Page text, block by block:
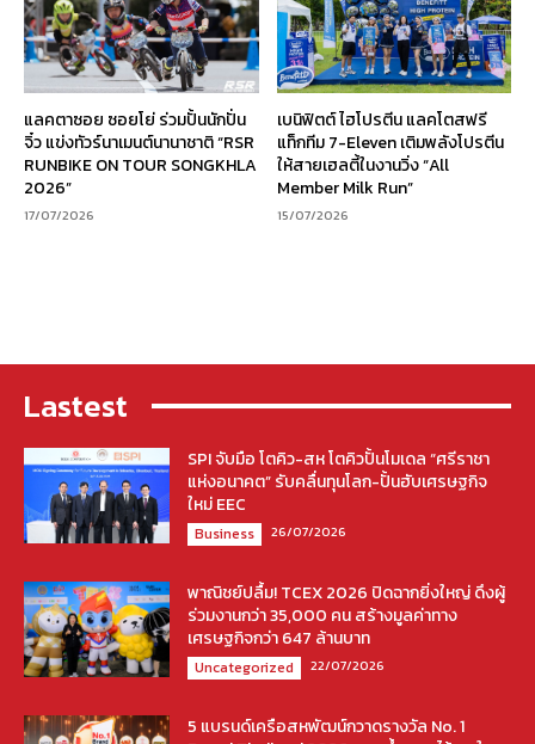
แลคตาซอย ซอยโย่ ร่วมปั้นนักปั่น
จิ๋ว แข่งทัวร์นาเมนต์นานาชาติ “RSR
RUNBIKE ON TOUR SONGKHLA
2026”
17/07/2026
เบนิฟิตต์ ไฮโปรตีน แลคโตสฟรี
แท็กทีม 7-Eleven เติมพลังโปรตีน
ให้สายเฮลตี้ในงานวิ่ง “All
Member Milk Run”
15/07/2026
Lastest
SPI จับมือ โตคิว-สห โตคิวปั้นโมเดล “ศรีราชา
แห่งอนาคต” รับคลื่นทุนโลก-ปั้นฮับเศรษฐกิจ
ใหม่ EEC
Business 26/07/2026
พาณิชย์ปลื้ม! TCEX 2026 ปิดฉากยิ่งใหญ่ ดึงผู้
ร่วมงานกว่า 35,000 คน สร้างมูลค่าทาง
เศรษฐกิจกว่า 647 ล้านบาท
Uncategorized 22/07/2026
5 แบรนด์เครือสหพัฒน์กวาดรางวัล No. 1